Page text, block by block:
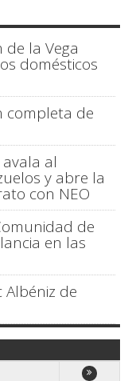
la Vega
domésticos
completa de
al
y abre la
con NEO
de
en las
Albéniz de